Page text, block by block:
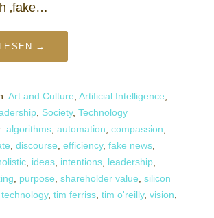
‚fake…
→
Art and Culture Artificial Intelligence
Society, Technology
algorithms automation compassion
discourse efficiency, fake news
ideas intentions leadership
purpose shareholder value silicon
technology, tim ferriss tim o'reilly, vision